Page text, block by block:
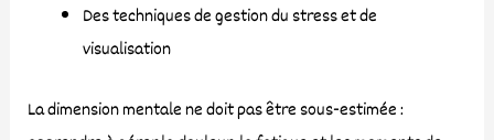
Des techniques de gestion du stress et de
visualisation
La dimension mentale ne doit pas être sous-estimée :